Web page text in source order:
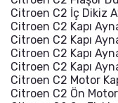
Citroen C2 İç Dikiz
Citroen C2 Kapı
Citroen C2 Kapı
Citroen C2 Kapı
Citroen C2 Kapı
Citroen C2 Motor
Citroen C2 Ön